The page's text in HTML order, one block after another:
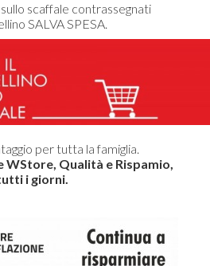
scaffale contrassegnati
SALVA SPESA.
per tutta la famiglia.
WStore, Qualità e Rispamio,
i giorni.